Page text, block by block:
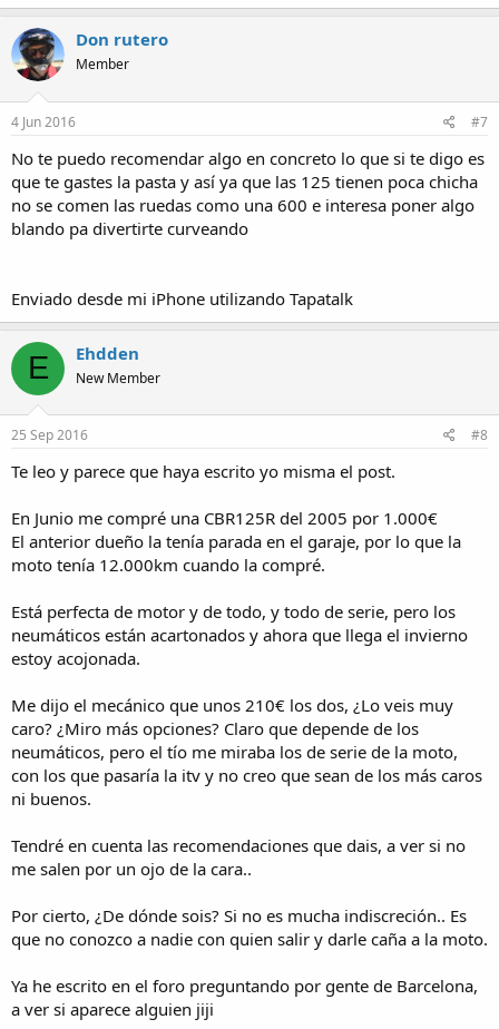
Don rutero
Member
4 Jun 2016 #7
No te puedo recomendar algo en concreto lo que si te digo es
que te gastes la pasta y así ya que las 125 tienen poca chicha
no se comen las ruedas como una 600 e interesa poner algo
blando pa divertirte curveando
Enviado desde mi iPhone utilizando Tapatalk
E Ehdden
New Member
25 Sep 2016 #8
Te leo y parece que haya escrito yo misma el post.
En Junio me compré una CBR125R del 2005 por 1.000€
El anterior dueño la tenía parada en el garaje, por lo que la
moto tenía 12.000km cuando la compré.
Está perfecta de motor y de todo, y todo de serie, pero los
neumáticos están acartonados y ahora que llega el invierno
estoy acojonada.
Me dijo el mecánico que unos 210€ los dos, ¿Lo veis muy
caro? ¿Miro más opciones? Claro que depende de los
neumáticos, pero el tío me miraba los de serie de la moto,
con los que pasaría la itv y no creo que sean de los más caros
ni buenos.
Tendré en cuenta las recomendaciones que dais, a ver si no
me salen por un ojo de la cara..
Por cierto, ¿De dónde sois? Si no es mucha indiscreción.. Es
que no conozco a nadie con quien salir y darle caña a la moto.
Ya he escrito en el foro preguntando por gente de Barcelona,
a ver si aparece alguien jiji